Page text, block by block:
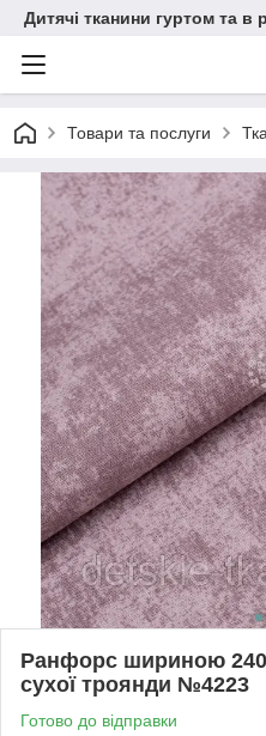
Дитячі тканини гуртом та в
Товари та послуги
Ранфорс шириною
сухої троянди №4223
Готово до відправки